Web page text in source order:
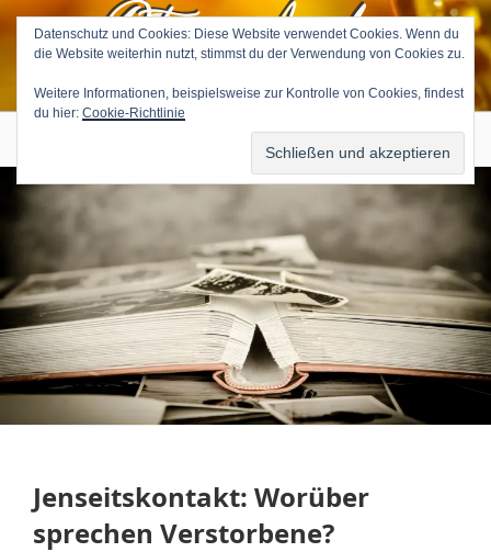
Zum
Inhalt
springen
Petra Avila
Jenseitskontakt: Worüber
sprechen Verstorbene?
Datenschutz und Cookies: Diese Website verwendet Cookies. Wenn du
die Website weiterhin nutzt, stimmst du der Verwendung von Cookies zu.
Weitere Informationen, beispielsweise zur Kontrolle von Cookies, findest
du hier: Cookie-Richtlinie